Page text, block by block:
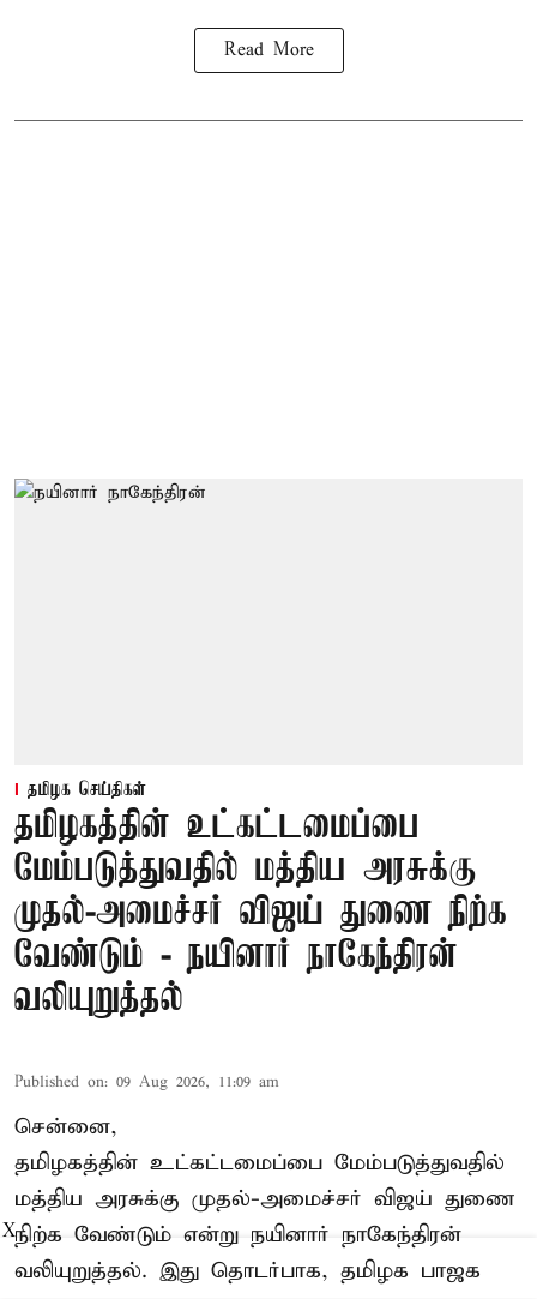
Read More
தமிழக செய்திகள்
தமிழகத்தின் உட்கட்டமைப்பை
மேம்படுத்துவதில் மத்திய அரசுக்கு
முதல்-அமைச்சர் விஜய் துணை நிற்க
வேண்டும் - நயினார் நாகேந்திரன்
வலியுறுத்தல்
Published on: 09 Aug 2026, 11:09 am
சென்னை,
தமிழகத்தின் உட்கட்டமைப்பை மேம்படுத்துவதில்
மத்திய அரசுக்கு முதல்-அமைச்சர் விஜய் துணை
நிற்க வேண்டும் என்று நயினார் நாகேந்திரன்
வலியுறுத்தல். இது தொடர்பாக, தமிழக பாஜக
X